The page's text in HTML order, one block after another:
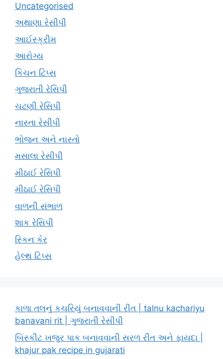
Uncategorised
અથાણા રેસીપી
આઈસ્ક્રીમ
આરોગ્ય
કિચન ટિપ્સ
ગુજરાતી રેસિપી
ચટણી રેસિપી
નાસ્તા રેસીપી
ભોજન અને નાસ્તો
મસાલા રેસીપી
મીઠાઈ રેસિપી
મીઠાઈ રેસિપી
વાળની સંભાળ
શાક રેસિપી
સ્કિન કેર
હેલ્થ ટિપ્સ
કાળા તલનું કચરિયું બનાવવાની રીત | talnu kachariyu
banavani rit | ગુજરાતી રેસીપી
બિસ્કીટ ખજુર પાક બનાવવાની સરળ રીત અને ફાયદા |
khajur pak recipe in gujarati